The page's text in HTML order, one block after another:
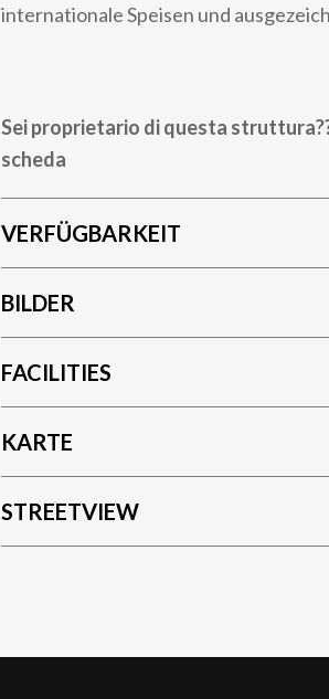
internationale Speisen und
Sei proprietario di questa
scheda
VERFÜGBARKEIT
BILDER
FACILITIES
KARTE
STREETVIEW